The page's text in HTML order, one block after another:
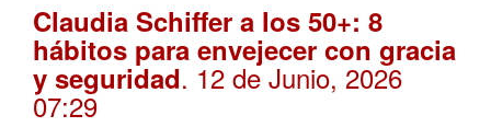
Claudia Schiffer a los 50+: 8
hábitos para envejecer con gracia
y seguridad. 12 de Junio, 2026
07:29